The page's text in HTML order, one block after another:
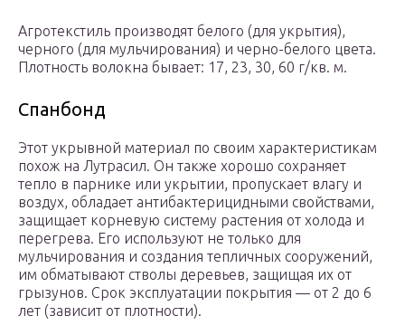
Агротекстиль производят белого (для укрытия),
черного (для мульчирования) и черно-белого цвета.
Плотность волокна бывает: 17, 23, 30, 60 г/кв. м.
Спанбонд
Этот укрывной материал по своим характеристикам
похож на Лутрасил. Он также хорошо сохраняет
тепло в парнике или укрытии, пропускает влагу и
воздух, обладает антибактерицидными свойствами,
защищает корневую систему растения от холода и
перегрева. Его используют не только для
мульчирования и создания тепличных сооружений,
им обматывают стволы деревьев, защищая их от
грызунов. Срок эксплуатации покрытия — от 2 до 6
лет (зависит от плотности).